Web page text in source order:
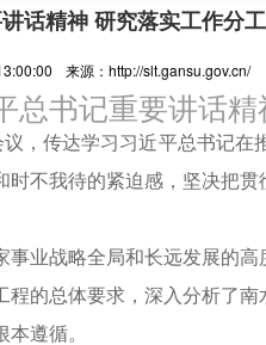
话精神 研究落实工作分
来源：http://slt.gansu.gov.cn/
书记重要讲话
，传达学习习近平总书记
不我待的紧迫感，坚决把
战略全局和长远发展的高
的总体要求，深入分析了
遵循。